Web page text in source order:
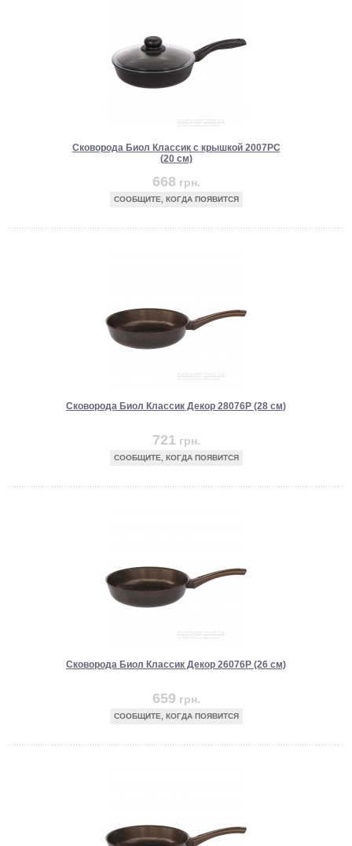
Сковорода Биол Классик с крышкой 2007PC
(20 см)
668 грн.
СООБЩИТЕ, КОГДА ПОЯВИТСЯ
Сковорода Биол Классик Декор 28076P (28 см)
721 грн.
СООБЩИТЕ, КОГДА ПОЯВИТСЯ
Сковорода Биол Классик Декор 26076P (26 см)
659 грн.
СООБЩИТЕ, КОГДА ПОЯВИТСЯ